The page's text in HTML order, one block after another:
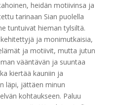
heidän motiivinsa ja
tarinaan Sian puolella
tuntuivat hieman tylsiltä.
ja monimutkaisia,
ja motiivit, mutta jutun
vääntävän ja suuntaa
kiertää kauniin ja
läpi, jättäen minun
kohtaukseen. Paluu